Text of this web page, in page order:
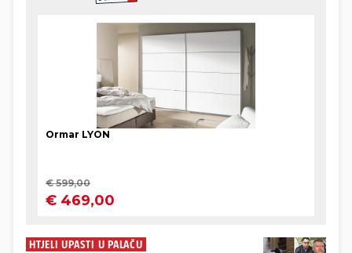
HTJELI UPASTI U PALAČU